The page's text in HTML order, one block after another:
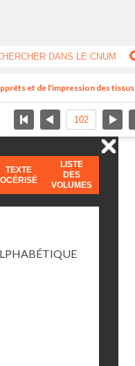
et de l'impression des tissus
TEXTE
OCÉRISÉ
LISTE
DES
VOLUMES